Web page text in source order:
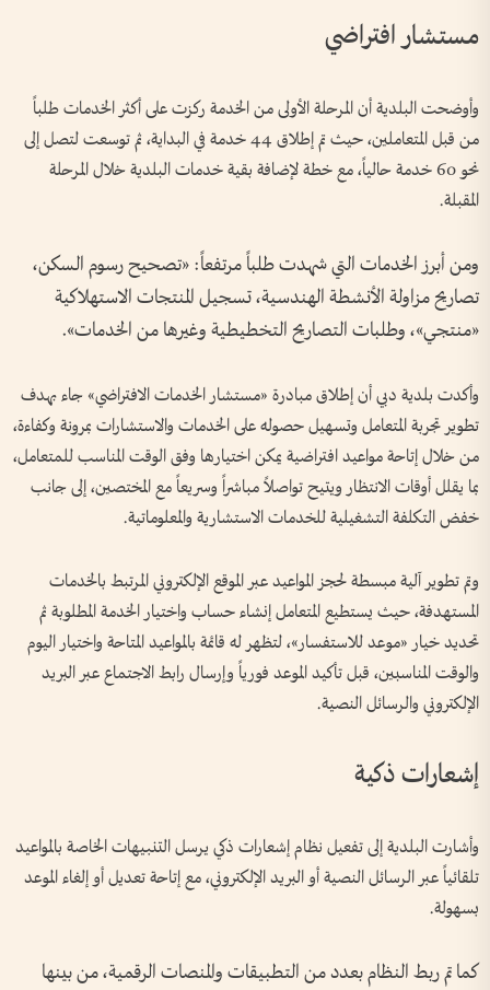
مستشار افتراضي
وأوضحت البلدية أن المرحلة الأولى من الخدمة ركزت على أكثر الخدمات طلباً
من قبل المتعاملين، حيث تم إطلاق 44 خدمة في البداية، ثم توسعت لتصل إلى
نحو 60 خدمة حالياً، مع خطة لإضافة بقية خدمات البلدية خلال المرحلة
المقبلة.
ومن أبرز الخدمات التي شهدت طلباً مرتفعاً: «تصحيح رسوم السكن،
تصاريح مزاولة الأنشطة الهندسية، تسجيل المنتجات الاستهلاكية
«منتجي»، وطلبات التصاريح التخطيطية وغيرها من الخدمات».
وأكدت بلدية دبي أن إطلاق مبادرة «مستشار الخدمات الافتراضي» جاء بهدف
تطوير تجربة المتعامل وتسهيل حصوله على الخدمات والاستشارات بمرونة وكفاءة،
من خلال إتاحة مواعيد افتراضية يمكن اختيارها وفق الوقت المناسب للمتعامل،
بما يقلل أوقات الانتظار ويتيح تواصلاً مباشراً وسريعاً مع المختصين، إلى جانب
خفض التكلفة التشغيلية للخدمات الاستشارية والمعلوماتية.
وتم تطوير آلية مبسطة لحجز المواعيد عبر الموقع الإلكتروني المرتبط بالخدمات
المستهدفة، حيث يستطيع المتعامل إنشاء حساب واختيار الخدمة المطلوبة ثم
تحديد خيار «موعد للاستفسار»، لتظهر له قائمة بالمواعيد المتاحة واختيار اليوم
والوقت المناسبين، قبل تأكيد الموعد فورياً وإرسال رابط الاجتماع عبر البريد
الإلكتروني والرسائل النصية.
إشعارات ذكية
وأشارت البلدية إلى تفعيل نظام إشعارات ذكي يرسل التنبيهات الخاصة بالمواعيد
تلقائياً عبر الرسائل النصية أو البريد الإلكتروني، مع إتاحة تعديل أو إلغاء الموعد
بسهولة.
كما تم ربط النظام بعدد من التطبيقات والمنصات الرقمية، من بينها